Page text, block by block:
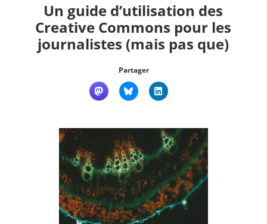
Accueil
Nous suivre
Un guide d’utilisation des
Creative Commons pour les
journalistes (mais pas que)
Partager